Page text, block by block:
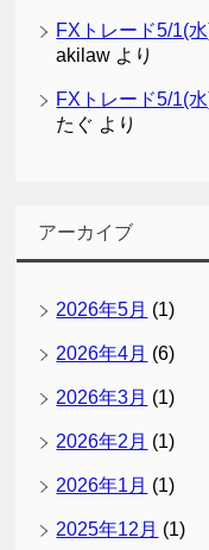
FXトレード5/1(
akilaw より
FXトレード5/1(
たぐ より
アーカイブ
2026年5月 (1)
2026年4月 (6)
2026年3月 (1)
2026年2月 (1)
2026年1月 (1)
2025年12月 (1)